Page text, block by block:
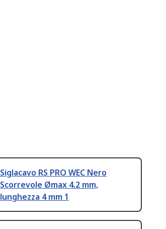
Siglacavo RS PRO WEC Nero
Scorrevole Ømax 4.2 mm,
lunghezza 4 mm 1